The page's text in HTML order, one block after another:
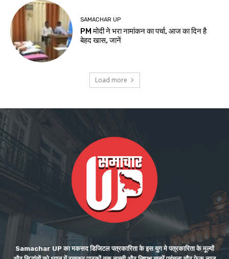
SAMACHAR UP
PM मोदी ने भरा नामांकन का पर्चा, आज का दिन है
बेहद खास, जानें
Load more
Samachar UP का मकसद डिजिटल पत्रकारिता के इस युग मे पत्रकारिता के मूल्यों